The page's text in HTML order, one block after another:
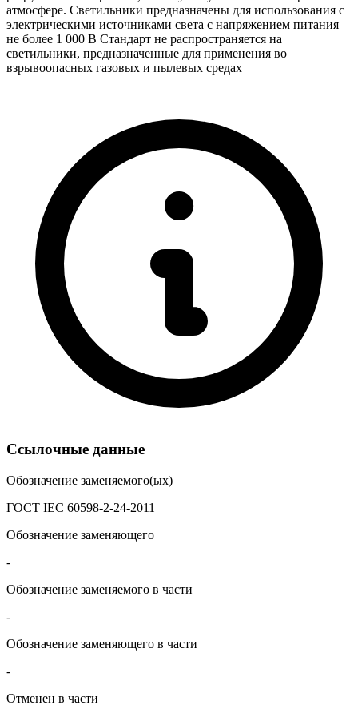
атмосфере. Светильники предназначены для использования с
электрическими источниками света с напряжением питания
не более 1 000 В Стандарт не распространяется на
светильники, предназначенные для применения во
взрывоопасных газовых и пылевых средах
Ссылочные данные
Обозначение заменяемого(ых)
ГОСТ IEC 60598-2-24-2011
Обозначение заменяющего
-
Обозначение заменяемого в части
-
Обозначение заменяющего в части
-
Отменен в части